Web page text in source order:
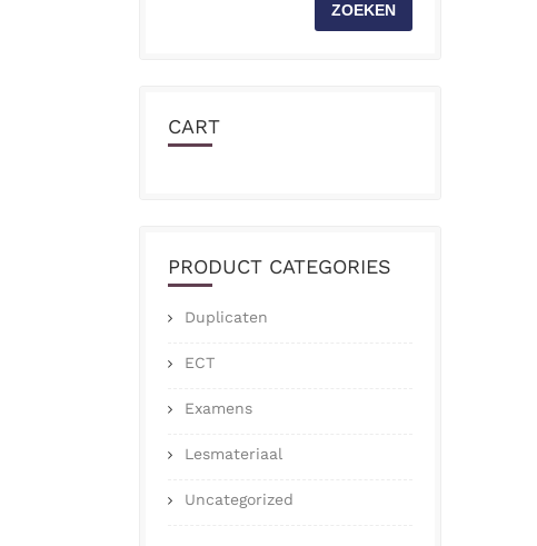
ZOEKEN
CART
PRODUCT CATEGORIES
Duplicaten
ECT
Examens
Lesmateriaal
Uncategorized